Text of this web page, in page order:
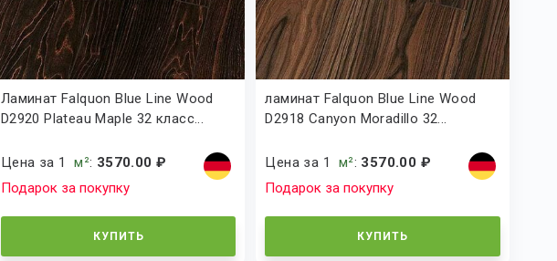
Ламинат Falquon Blue Line Wood
D2920 Plateau Maple 32 класс...
Цена за 1м²: 3570.00 ₽
Подарок за покупку
КУПИТЬ
ламинат Falquon Blue Line Wood
D2918 Canyon Moradillo 32...
Цена за 1 м²: 3570.00 ₽
Подарок за покупку
КУПИТЬ